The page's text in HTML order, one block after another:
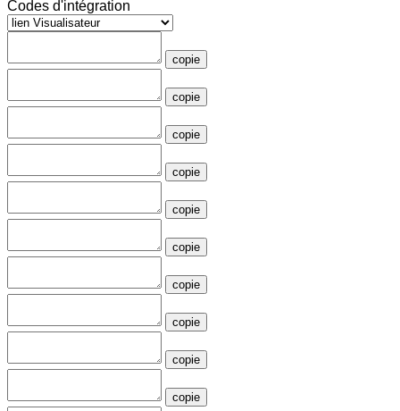
Codes d'intégration
copie
copie
copie
copie
copie
copie
copie
copie
copie
copie